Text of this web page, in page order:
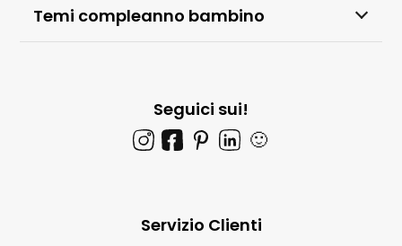
Temi compleanno bambino
Seguici sui!
🙂
Servizio Clienti